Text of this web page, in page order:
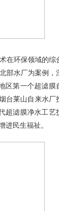
在环保领域的综
部水厂为案例，
区第一个超滤膜
台莱山自来水厂
超滤膜净水工艺
民生福祉。